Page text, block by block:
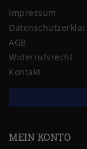
Impressum
AGB
Widerrufs­recht
Kontakt
MEIN KONTO